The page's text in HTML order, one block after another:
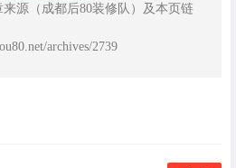
源（成都后80装修队）及本页链
archives/2739